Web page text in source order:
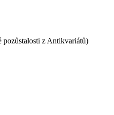
pozůstalosti z Antikvariátů)